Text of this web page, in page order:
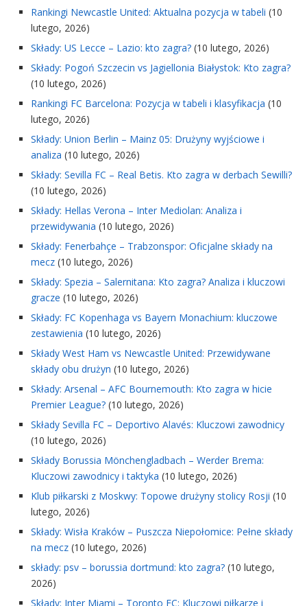
Rankingi Newcastle United: Aktualna pozycja w tabeli (10
lutego, 2026)
Składy: US Lecce – Lazio: kto zagra? (10 lutego, 2026)
Składy: Pogoń Szczecin vs Jagiellonia Białystok: Kto zagra?
(10 lutego, 2026)
Rankingi FC Barcelona: Pozycja w tabeli i klasyfikacja (10
lutego, 2026)
Składy: Union Berlin – Mainz 05: Drużyny wyjściowe i
analiza (10 lutego, 2026)
Składy: Sevilla FC – Real Betis. Kto zagra w derbach Sewilli?
(10 lutego, 2026)
Składy: Hellas Verona – Inter Mediolan: Analiza i
przewidywania (10 lutego, 2026)
Składy: Fenerbahçe – Trabzonspor: Oficjalne składy na
mecz (10 lutego, 2026)
Składy: Spezia – Salernitana: Kto zagra? Analiza i kluczowi
gracze (10 lutego, 2026)
Składy: FC Kopenhaga vs Bayern Monachium: kluczowe
zestawienia (10 lutego, 2026)
Składy West Ham vs Newcastle United: Przewidywane
składy obu drużyn (10 lutego, 2026)
Składy: Arsenal – AFC Bournemouth: Kto zagra w hicie
Premier League? (10 lutego, 2026)
Składy Sevilla FC – Deportivo Alavés: Kluczowi zawodnicy
(10 lutego, 2026)
Składy Borussia Mönchengladbach – Werder Brema:
Kluczowi zawodnicy i taktyka (10 lutego, 2026)
Klub piłkarski z Moskwy: Topowe drużyny stolicy Rosji (10
lutego, 2026)
Składy: Wisła Kraków – Puszcza Niepołomice: Pełne składy
na mecz (10 lutego, 2026)
składy: psv – borussia dortmund: kto zagra? (10 lutego,
2026)
Składy: Inter Miami – Toronto FC: Kluczowi piłkarze i